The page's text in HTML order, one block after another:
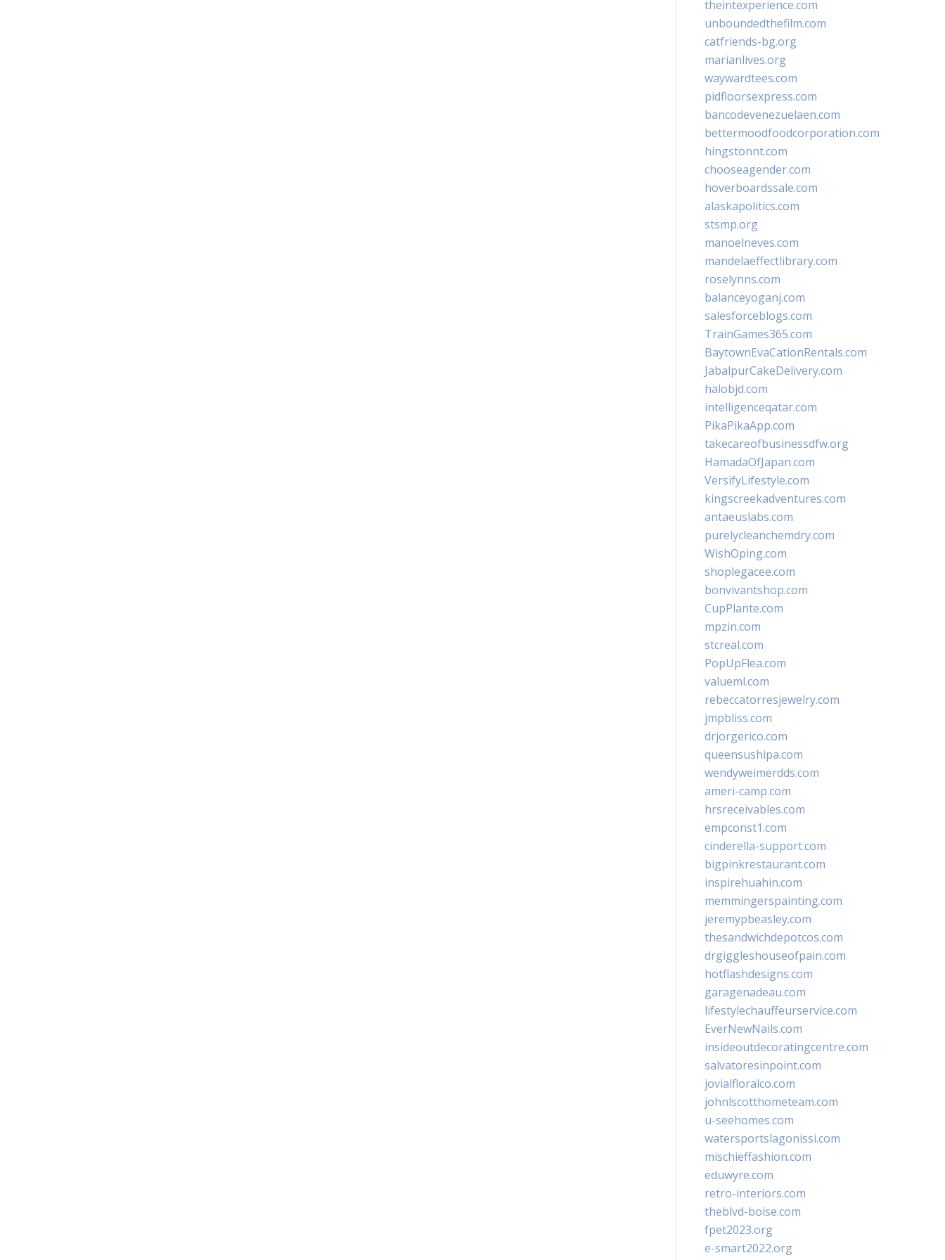
theintexperience.com
unboundedthefilm.com
catfriends-bg.org
marianlives.org
waywardtees.com
pidfloorsexpress.com
bancodevenezuelaen.com
bettermoodfoodcorporation.com
hingstonnt.com
chooseagender.com
hoverboardssale.com
alaskapolitics.com
stsmp.org
manoelneves.com
mandelaeffectlibrary.com
roselynns.com
balanceyoganj.com
salesforceblogs.com
TrainGames365.com
BaytownEvaCationRentals.com
JabalpurCakeDelivery.com
halobjd.com
intelligenceqatar.com
PikaPikaApp.com
takecareofbusinessdfw.org
HamadaOfJapan.com
VersifyLifestyle.com
kingscreekadventures.com
antaeuslabs.com
purelycleanchemdry.com
WishOping.com
shoplegacee.com
bonvivantshop.com
CupPlante.com
mpzin.com
stcreal.com
PopUpFlea.com
valueml.com
rebeccatorresjewelry.com
jmpbliss.com
drjorgerico.com
queensushipa.com
wendyweimerdds.com
ameri-camp.com
hrsreceivables.com
empconst1.com
cinderella-support.com
bigpinkrestaurant.com
inspirehuahin.com
memmingerspainting.com
jeremypbeasley.com
thesandwichdepotcos.com
drgiggleshouseofpain.com
hotflashdesigns.com
garagenadeau.com
lifestylechauffeurservice.com
EverNewNails.com
insideoutdecoratingcentre.com
salvatoresinpoint.com
jovialfloralco.com
johnlscotthometeam.com
u-seehomes.com
watersportslagonissi.com
mischieffashion.com
eduwyre.com
retro-interiors.com
theblvd-boise.com
fpet2023.org
e-smart2022.org